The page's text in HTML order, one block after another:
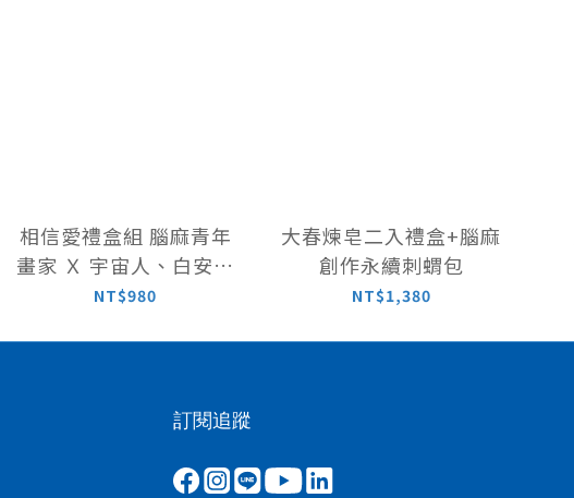
相信愛禮盒組 腦麻青年
畫家 Ｘ 宇宙人、白安聯
NT$980
大春煉皂二入禮盒+腦麻
創作永續刺蝟包
NT$1,380
訂閱追蹤